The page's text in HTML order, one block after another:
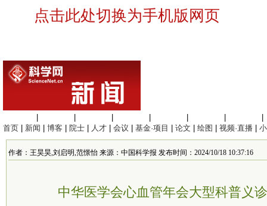
点击此处切换为手机版网页
首页
新闻 博客 院士 人才 会议 基金·项目 论文 绘图 视频·直播
作者：王昊昊,刘启明,范憬怡 来源：中国科学报 发布时间：2024/10/18 10:37:16
中华医学会心血管年会大型科普义